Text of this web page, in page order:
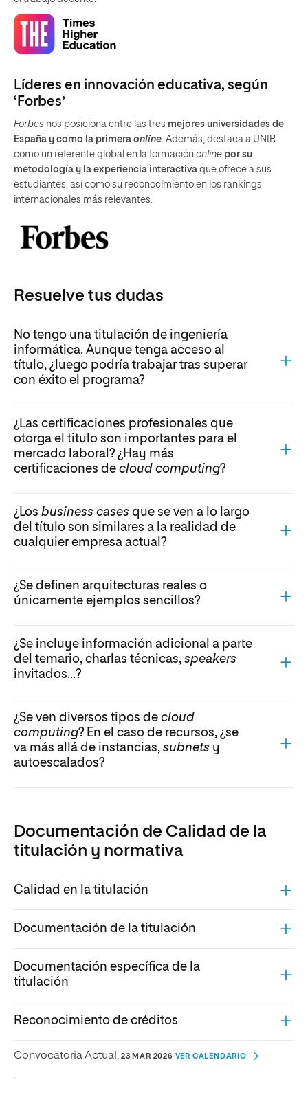
Líderes en innovación educativa, según
‘Forbes’
Forbes nos posiciona entre las tres mejores universidades de
España y como la primera online. Además, destaca a UNIR
como un referente global en la formación online por su
metodología y la experiencia interactiva que ofrece a sus
estudiantes, así como su reconocimiento en los rankings
internacionales más relevantes.
Resuelve tus dudas
No tengo una titulación de ingeniería
informática. Aunque tenga acceso al
título, ¿luego podría trabajar tras superar
con éxito el programa?
¿Las certificaciones profesionales que
otorga el titulo son importantes para el
mercado laboral? ¿Hay más
certificaciones de cloud computing?
¿Los business cases que se ven a lo largo
del título son similares a la realidad de
cualquier empresa actual?
¿Se definen arquitecturas reales o
únicamente ejemplos sencillos?
¿Se incluye información adicional a parte
del temario, charlas técnicas, speakers
invitados...?
¿Se ven diversos tipos de cloud
computing? En el caso de recursos, ¿se
va más allá de instancias, subnets y
autoescalados?
Documentación de Calidad de la
titulación y normativa
Calidad en la titulación
Documentación de la titulación
Documentación específica de la
titulación
Reconocimiento de créditos
Convocatoria Actual: 23 MAR 2026 VER CALENDARIO